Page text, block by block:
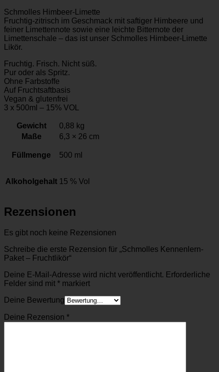
Schmolles Himbeer-Limette
Fruchtig-zitrisch im Geschmack mit saftiger Himbeere und
feiner Limettennote sowie eine leichte Bitternote der
Limettenschale – das ist unser Schmolles Himbeer-Limette
Likör.
Fruchtig. Frisch. Nicht süß.
Pur oder als Spritz.
Ohne Farbstoffe
Auf Fruchtsaftbasis
Vegan & glutenfrei
3 x 500ml – 15% VOL
Gewicht
0,88 kg
Maße
6,3 × 26 cm
Füllmenge 500 ml
Alkoholgehalt 15 % Vol
Rezensionen
Es gibt noch keine Rezensionen
Schreibe die erste Rezension für „Schmolles Kennenlern-
Paket – Fruchtlikör“
Deine E-Mail-Adresse wird nicht veröffentlicht. Erforderliche
Felder sind mit * markiert
Deine Bewertung
Deine Rezension *